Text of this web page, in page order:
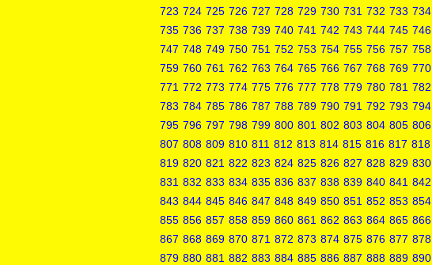
723 724 725 726 727 728 729 730 731 732 733 734
735 736 737 738 739 740 741 742 743 744 745 746
747 748 749 750 751 752 753 754 755 756 757 758
759 760 761 762 763 764 765 766 767 768 769 770
771 772 773 774 775 776 777 778 779 780 781 782
783 784 785 786 787 788 789 790 791 792 793 794
795 796 797 798 799 800 801 802 803 804 805 806
807 808 809 810 811 812 813 814 815 816 817 818
819 820 821 822 823 824 825 826 827 828 829 830
831 832 833 834 835 836 837 838 839 840 841 842
843 844 845 846 847 848 849 850 851 852 853 854
855 856 857 858 859 860 861 862 863 864 865 866
867 868 869 870 871 872 873 874 875 876 877 878
879 880 881 882 883 884 885 886 887 888 889 890